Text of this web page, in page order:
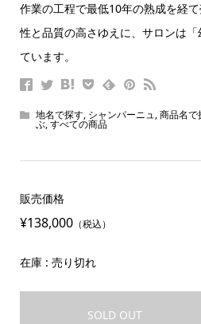
作業の工程で最低10年の熟成を経
性と品質の高さゆえに、サロンは
ています。
地名で探す, シャンパーニュ,商品名で
ぶ,すべての商品
販売価格
¥138,000（税込）
在庫 : 売り切れ
SOLD OUT